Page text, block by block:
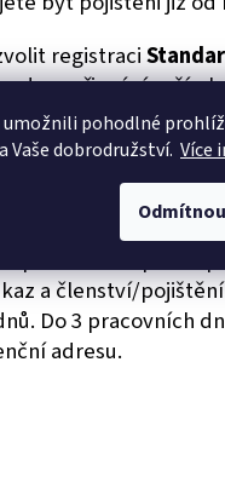
umožnili pohodlné
Vaše dobrodružství. Více
registraci
po připsání vaší
FIO banky obvykle
dnů. Originál
Pojištění v
a pohodlně zaplaťte
a členství/
Do 3 pracovních
adresu.